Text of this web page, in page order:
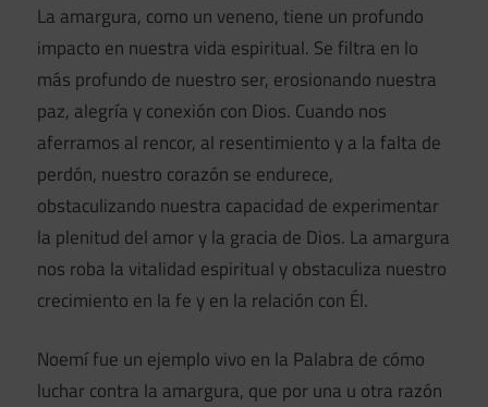
La amargura, como un veneno, tiene un profundo
impacto en nuestra vida espiritual. Se filtra en lo
más profundo de nuestro ser, erosionando nuestra
paz, alegría y conexión con Dios. Cuando nos
aferramos al rencor, al resentimiento y a la falta de
perdón, nuestro corazón se endurece,
obstaculizando nuestra capacidad de experimentar
la plenitud del amor y la gracia de Dios. La amargura
nos roba la vitalidad espiritual y obstaculiza nuestro
crecimiento en la fe y en la relación con Él.
Noemí fue un ejemplo vivo en la Palabra de cómo
luchar contra la amargura, que por una u otra razón